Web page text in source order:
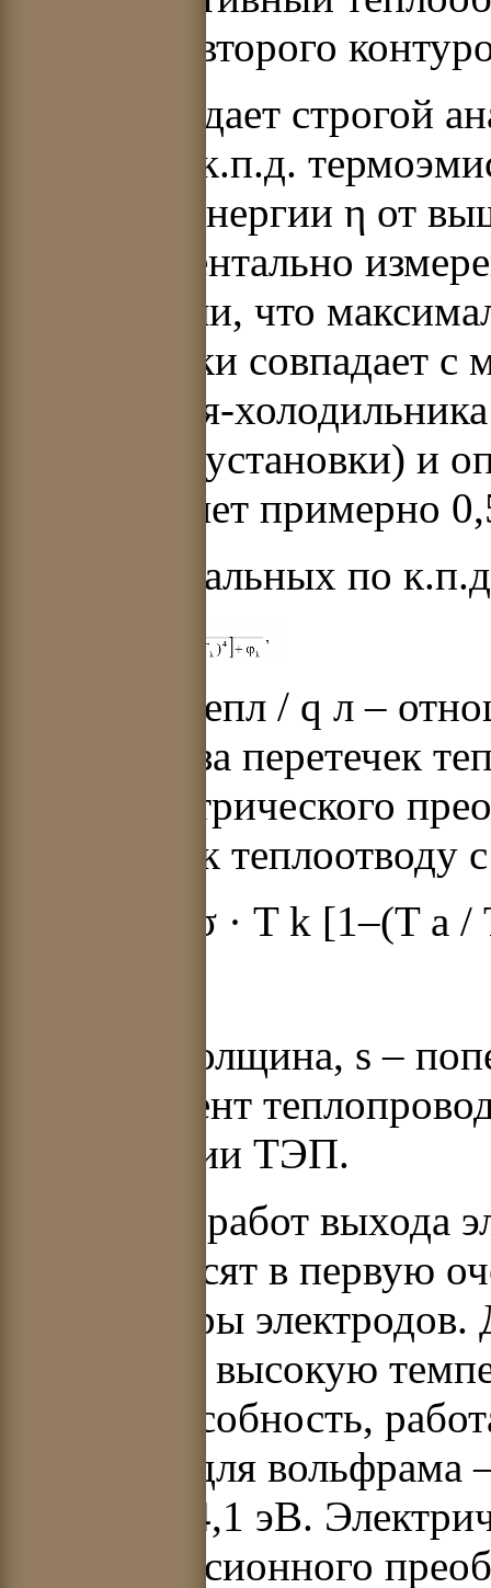
первого и второго
Теория не дает строгой
величины к.п.д.
тепловой энергии η от
Экспериментально
обнаружили, что
практически совпадает
излуча теля-
мощность установки) и
к) составляет примерно
Для оптимальных по
где А = q тепл / q л –
потерь из-за перетечек
термоэлектрического
(s λ / lF k) к теплоотводу
εσ · T k [1–(T а /
– толщина, s –
коэффициент
конструкции ТЭП.
Величины работ выхода
анода зависят в первую
температуры
выдержать высокую
работоспособность,
значения: для
тантала – 4,1 эВ.
термоэмиссионного